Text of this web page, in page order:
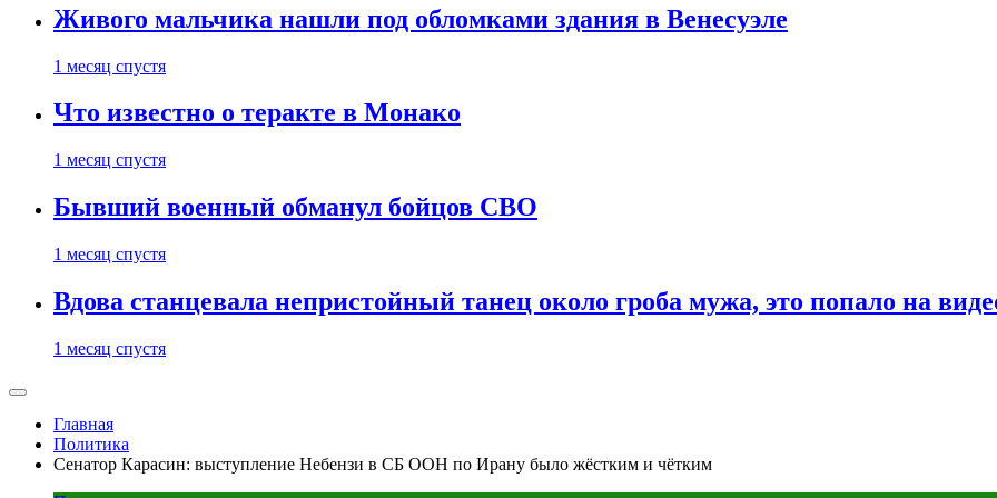
Живого мальчика нашли под обломками здания в Венесуэле
1 месяц спустя
Что известно о теракте в Монако
1 месяц спустя
Бывший военный обманул бойцов СВО
1 месяц спустя
Вдова станцевала непристойный танец около гроба мужа, это попало на
1 месяц спустя
Главная
Политика
Сенатор Карасин: выступление Небензи в СБ ООН по Ирану было жёстким и чётким